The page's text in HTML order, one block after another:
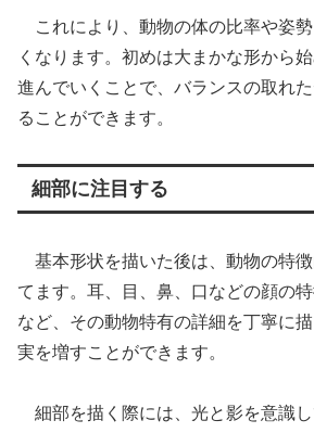
これにより、動物の体の比率や姿
くなります。初めは大まかな形から
進んでいくことで、バランスの取れ
ることができます。
細部に注目する
基本形状を描いた後は、動物の特
てます。耳、目、鼻、口などの顔の
など、その動物特有の詳細を丁寧に
実を増すことができます。
細部を描く際には、光と影を意識